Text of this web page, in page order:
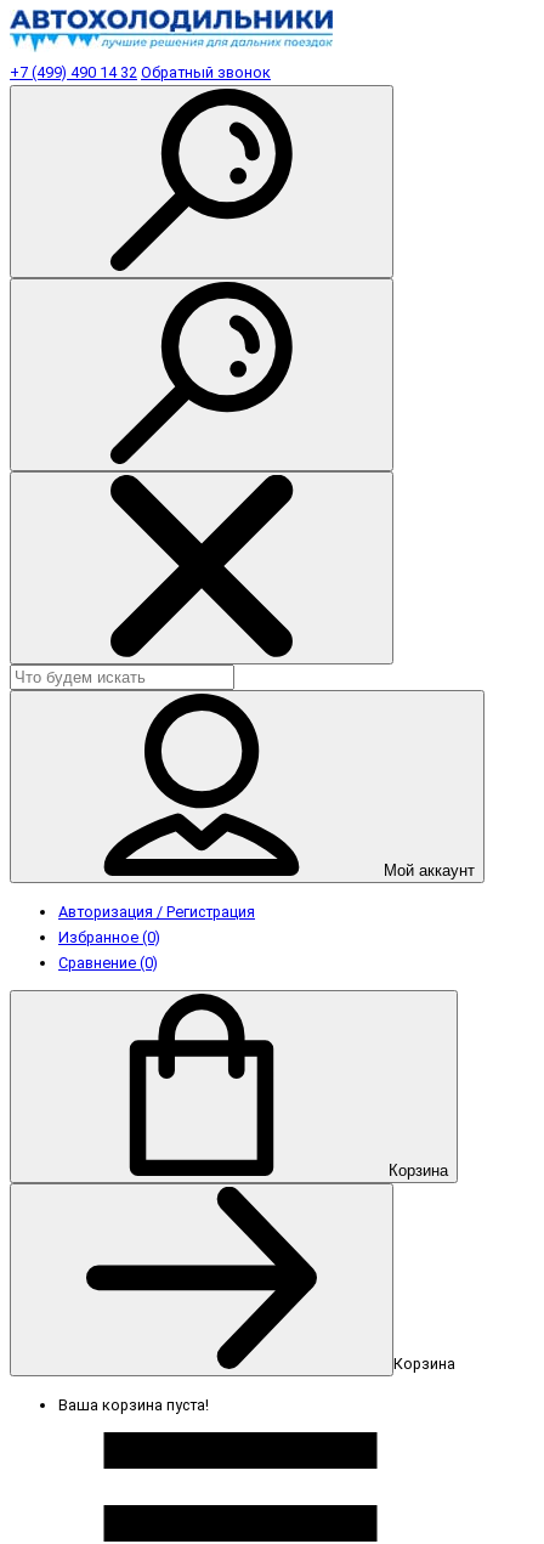
+7 (499) 490 14 32 Обратный звонок
Мой аккаунт
Авторизация / Регистрация
Избранное (0)
Сравнение (0)
Корзина
Корзина
Ваша корзина пуста!